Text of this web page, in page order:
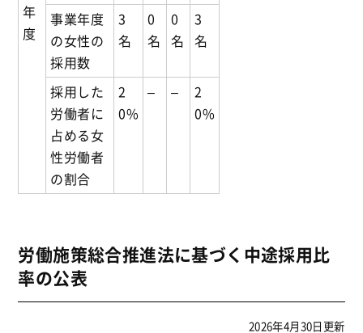
年
度
事業年度
の女性の
採用数
3
名
0
名
0
名
3
名
採用した
労働者に
占める女
性労働者
の割合
2
0%
– –
2
0%
労働施策総合推進法に基づく中途採用比
率の公表
2026年4月30日更新